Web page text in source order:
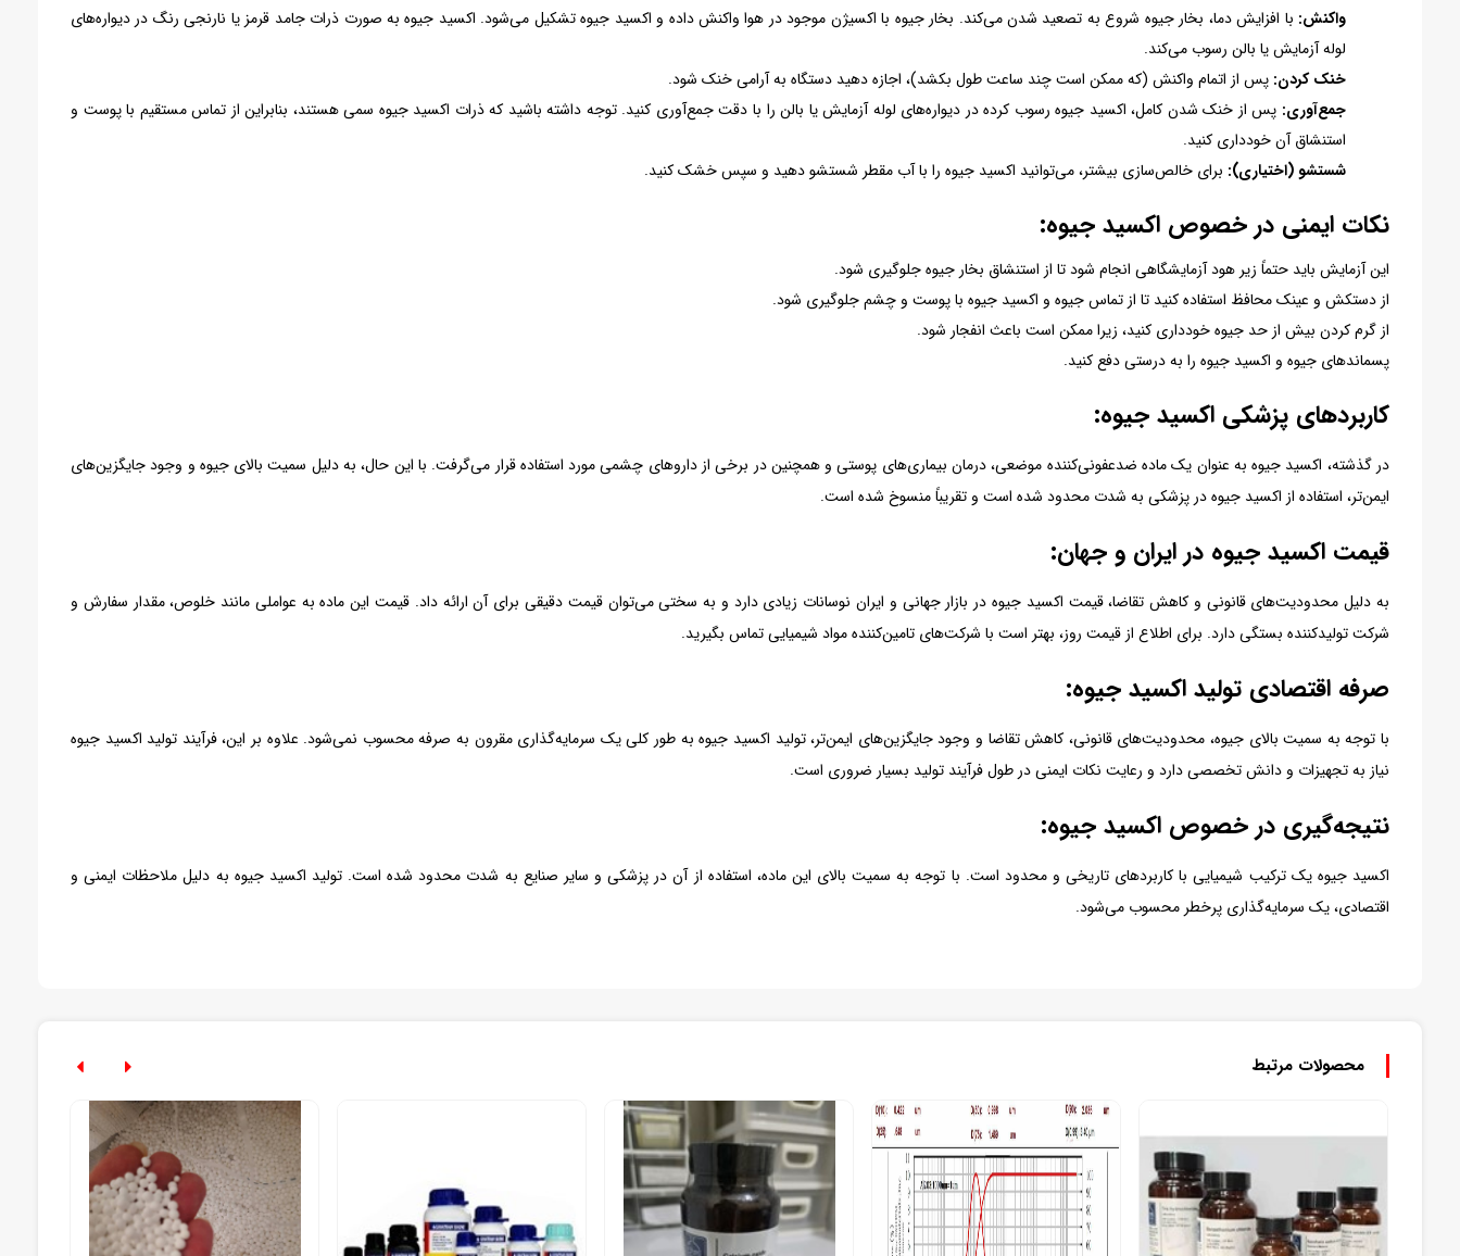
واکنش: با افزایش دما، بخار جیوه شروع به تصعید شدن می‌کند. بخار جیوه با اکسیژن موجود در هوا واکنش داده و اکسید جیوه تشکیل می‌شود. اکسید جیوه به صورت ذرات جامد قرمز یا نارنجی رنگ در دیواره‌های
لوله آزمایش یا بالن رسوب می‌کند.
خنک کردن: پس از اتمام واکنش (که ممکن است چند ساعت طول بکشد)، اجازه دهید دستگاه به آرامی خنک شود.
جمع‌آوری: پس از خنک شدن کامل، اکسید جیوه رسوب کرده در دیواره‌های لوله آزمایش یا بالن را با دقت جمع‌آوری کنید. توجه داشته باشید که ذرات اکسید جیوه سمی هستند، بنابراین از تماس مستقیم با پوست و
استنشاق آن خودداری کنید.
شستشو (اختیاری): برای خالص‌سازی بیشتر، می‌توانید اکسید جیوه را با آب مقطر شستشو دهید و سپس خشک کنید.
نکات ایمنی در خصوص اکسید جیوه:
این آزمایش باید حتماً زیر هود آزمایشگاهی انجام شود تا از استنشاق بخار جیوه جلوگیری شود.
از دستکش و عینک محافظ استفاده کنید تا از تماس جیوه و اکسید جیوه با پوست و چشم جلوگیری شود.
از گرم کردن بیش از حد جیوه خودداری کنید، زیرا ممکن است باعث انفجار شود.
پسماندهای جیوه و اکسید جیوه را به درستی دفع کنید.
کاربردهای پزشکی اکسید جیوه:
در گذشته، اکسید جیوه به عنوان یک ماده ضدعفونی‌کننده موضعی، درمان بیماری‌های پوستی و همچنین در برخی از داروهای چشمی مورد استفاده قرار می‌گرفت. با این حال، به دلیل سمیت بالای جیوه و وجود جایگزین‌های
ایمن‌تر، استفاده از اکسید جیوه در پزشکی به شدت محدود شده است و تقریباً منسوخ شده است.
قیمت اکسید جیوه در ایران و جهان:
به دلیل محدودیت‌های قانونی و کاهش تقاضا، قیمت اکسید جیوه در بازار جهانی و ایران نوسانات زیادی دارد و به سختی می‌توان قیمت دقیقی برای آن ارائه داد. قیمت این ماده به عواملی مانند خلوص، مقدار سفارش و
شرکت تولیدکننده بستگی دارد. برای اطلاع از قیمت روز، بهتر است با شرکت‌های تامین‌کننده مواد شیمیایی تماس بگیرید.
صرفه اقتصادی تولید اکسید جیوه:
با توجه به سمیت بالای جیوه، محدودیت‌های قانونی، کاهش تقاضا و وجود جایگزین‌های ایمن‌تر، تولید اکسید جیوه به طور کلی یک سرمایه‌گذاری مقرون به صرفه محسوب نمی‌شود. علاوه بر این، فرآیند تولید اکسید جیوه
نیاز به تجهیزات و دانش تخصصی دارد و رعایت نکات ایمنی در طول فرآیند تولید بسیار ضروری است.
نتیجه‌گیری در خصوص اکسید جیوه:
اکسید جیوه یک ترکیب شیمیایی با کاربردهای تاریخی و محدود است. با توجه به سمیت بالای این ماده، استفاده از آن در پزشکی و سایر صنایع به شدت محدود شده است. تولید اکسید جیوه به دلیل ملاحظات ایمنی و
اقتصادی، یک سرمایه‌گذاری پرخطر محسوب می‌شود.
محصولات مرتبط